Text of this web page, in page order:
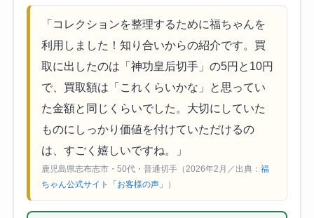
「コレクションを整理するために福ちゃんを
利用しました！知り合いからの紹介です。買
取に出したのは「神功皇后切手」の5円と10円
で、買取額は「これくらいかな」と思ってい
た金額と同じくらいでした。大切にしていた
ものにしっかり価値を付けていただけるの
は、すごく嬉しいですね。」
鹿児島県志布志市・50代・普通切手（2026年2月／出典： 福
ちゃん公式サイト「お客様の声」
）